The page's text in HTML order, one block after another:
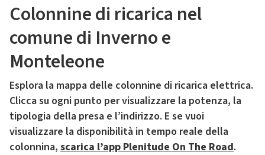
Colonnine di ricarica nel
comune di Inverno e
Monteleone
Esplora la mappa delle colonnine di ricarica elettrica.
Clicca su ogni punto per visualizzare la potenza, la
tipologia della presa e l’indirizzo. E se vuoi
visualizzare la disponibilità in tempo reale della
colonnina, scarica l’app Plenitude On The Road.